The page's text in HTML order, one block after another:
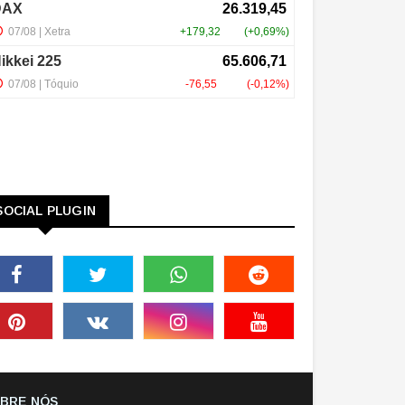
PLUGIN
NÓS